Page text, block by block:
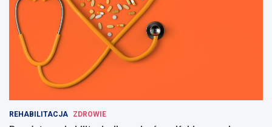
REHABILITACJA ZDROWIE